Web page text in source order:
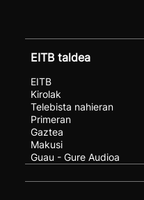
EITB taldea
EITB
Kirolak
Telebista nahieran
Primeran
Gaztea
Makusi
Guau - Gure Audioa